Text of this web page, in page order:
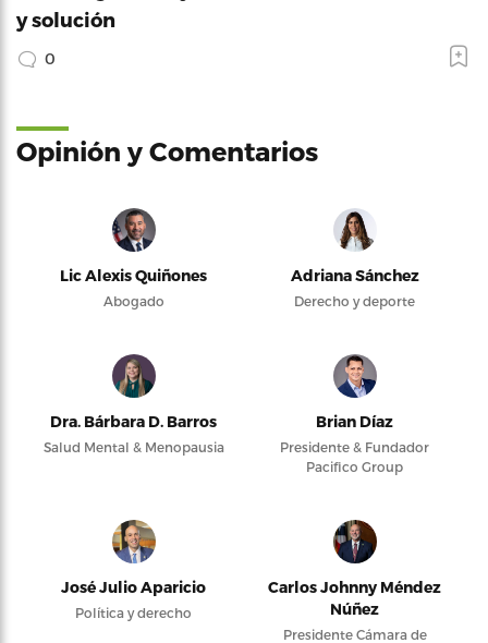
y solución
0
Opinión y Comentarios
Lic Alexis Quiñones
Abogado
Adriana Sánchez
Derecho y deporte
Dra. Bárbara D. Barros
Salud Mental & Menopausia
Brian Díaz
Presidente & Fundador
Pacifico Group
José Julio Aparicio
Política y derecho
Carlos Johnny Méndez
Núñez
Presidente Cámara de